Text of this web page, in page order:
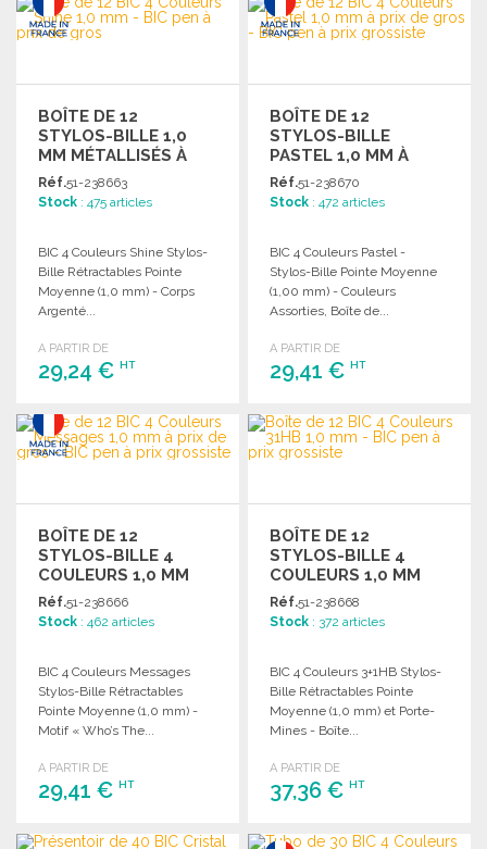
Demander un devis
Demander un devis
BOÎTE DE 12
STYLOS-BILLE 1,0
MM MÉTALLISÉS À
PRIX GROSSISTE
Réf.51-238663
Stock : 475 articles
BIC 4 Couleurs Shine Stylos-
Bille Rétractables Pointe
Moyenne (1,0 mm) - Corps
Argenté...
A PARTIR DE
29,24 € HT
COMMANDER
Demander un devis
BOÎTE DE 12
STYLOS-BILLE
PASTEL 1,0 MM À
PRIX DE GROS
Réf.51-238670
Stock : 472 articles
BIC 4 Couleurs Pastel -
Stylos-Bille Pointe Moyenne
(1,00 mm) - Couleurs
Assorties, Boîte de...
A PARTIR DE
29,41 €HT
COMMANDER
Demander un devis
BOÎTE DE 12
STYLOS-BILLE 4
COULEURS 1,0 MM
Réf.51-238666
Stock : 462 articles
BIC 4 Couleurs Messages
Stylos-Bille Rétractables
Pointe Moyenne (1,0 mm) -
Motif « Who’s The...
A PARTIR DE
29,41 € HT
COMMANDER
BOÎTE DE 12
STYLOS-BILLE 4
COULEURS 1,0 MM
Réf.51-238668
Stock : 372 articles
BIC 4 Couleurs 3+1HB Stylos-
Bille Rétractables Pointe
Moyenne (1,0 mm) et Porte-
Mines - Boîte...
A PARTIR DE
37,36 €HT
COMMANDER